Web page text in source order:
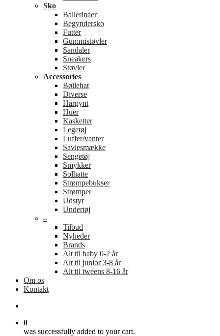
Sko
Ballerinaer
Begyndersko
Futter
Gummistøvler
Sandaler
Sneakers
Støvler
Accessories
Bøllehat
Diverse
Hårpynt
Huer
Kasketter
Legetøj
Luffer/vanter
Savlesmække
Sengetøj
Smykker
Solhatte
Strømpebukser
Strømper
Udstyr
Undertøj
–
Tilbud
Nyheder
Brands
Alt til baby 0-2 år
Alt til junior 3-8 år
Alt til tweens 8-16 år
Om os
Kontakt
0
was successfully added to your cart.